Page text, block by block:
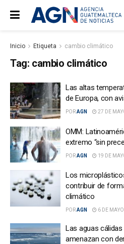
Inicio Etiqueta cambio climático
Tag: cambio climático
Las altas
de Europa, con
PORAGN 27 DE
OMM:
extremo “sin
PORAGN 19 DE
Los
contribuir de
climático
PORAGN 6 DE
Las aguas
amenazan con